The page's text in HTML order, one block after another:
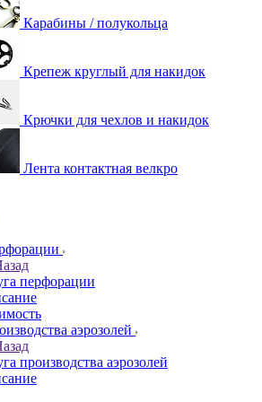
Карабины / полукольца
Крепеж круглый для накидок
Крючки для чехлов и накидок
Лента контактная велкро
перфорации
аэрозолей
производства аэрозолей